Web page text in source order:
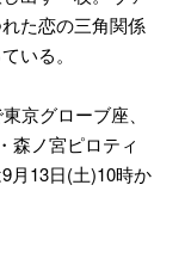
た恋の三角関係
いる。
京グローブ座、
森ノ宮ピロティ
月13日(土)10時か